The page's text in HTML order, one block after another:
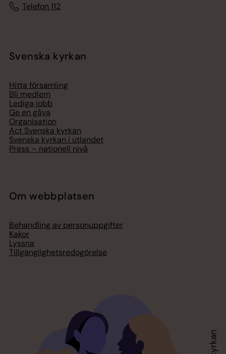
Telefon 112
Svenska kyrkan
Hitta församling
Bli medlem
Lediga jobb
Ge en gåva
Organisation
Act Svenska kyrkan
Svenska kyrkan i utlandet
Press – nationell nivå
Om webbplatsen
Behandling av personuppgifter
Kakor
Lyssna
Tillgänglighetsredogörelse